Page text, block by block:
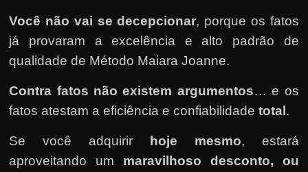
Você não vai se decepcionar, porque os fatos
já provaram a excelência e alto padrão de
qualidade de Método Maiara Joanne.
Contra fatos não existem argumentos… e os
fatos atestam a eficiência e confiabilidadetotal.
Se você adquirir hoje mesmo, estará
aproveitando um maravilhoso desconto, ou